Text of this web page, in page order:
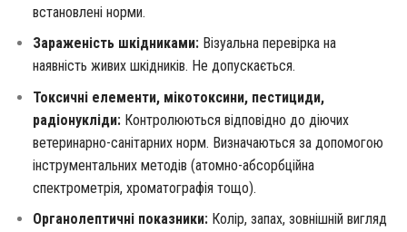
встановлені норми.
Зараженість шкідниками:Візуальна перевірка на
наявність живих шкідників. Не допускається.
Токсичні елементи, мікотоксини, пестициди,
радіонукліди:Контролюються відповідно до діючих
ветеринарно-санітарних норм. Визначаються за допомогою
інструментальних методів (атомно-абсорбційна
спектрометрія, хроматографія тощо).
Органолептичні показники:Колір, запах, зовнішній вигляд